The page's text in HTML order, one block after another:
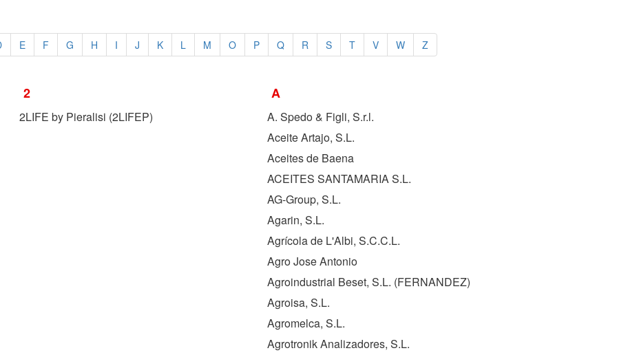
E F G H I J K L M O P Q R S T V W Z
2
2LIFE by Pieralisi (2LIFEP)
A
A. Spedo & Figli, S.r.l.
Aceite Artajo, S.L.
Aceites de Baena
ACEITES SANTAMARIA S.L.
AG-Group, S.L.
Agarin, S.L.
Agrícola de L'Albi, S.C.C.L.
Agro Jose Antonio
Agroindustrial Beset, S.L. (FERNANDEZ)
Agroisa, S.L.
Agromelca, S.L.
Agrotronik Analizadores, S.L.